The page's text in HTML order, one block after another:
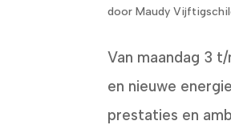
doorMaudy
Van maandag 3
en nieuwe
prestaties en